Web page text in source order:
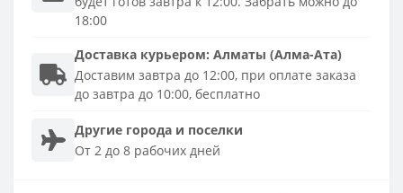
18:00
Доставка курьером: Алматы (Алма-Ата)
Доставим завтра до 12:00, при оплате заказа
до завтра до 10:00, бесплатно
Другие города и поселки
От 2 до 8 рабочих дней